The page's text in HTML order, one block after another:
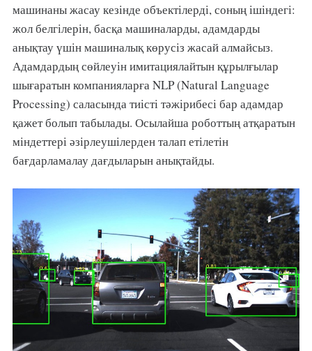
машинаны жасау кезінде объектілерді, соның ішіндегі:
жол белгілерін, басқа машиналарды, адамдарды
анықтау үшін машиналық көрусіз жасай алмайсыз.
Адамдардың сөйлеуін имитациялайтын құрылғылар
шығаратын компанияларға NLP (Natural Language
Processing) саласында тиісті тәжірибесі бар адамдар
қажет болып табылады. Осылайша роботтың атқаратын
міндеттері әзірлеушілерден талап етілетін
бағдарламалау дағдыларын анықтайды.